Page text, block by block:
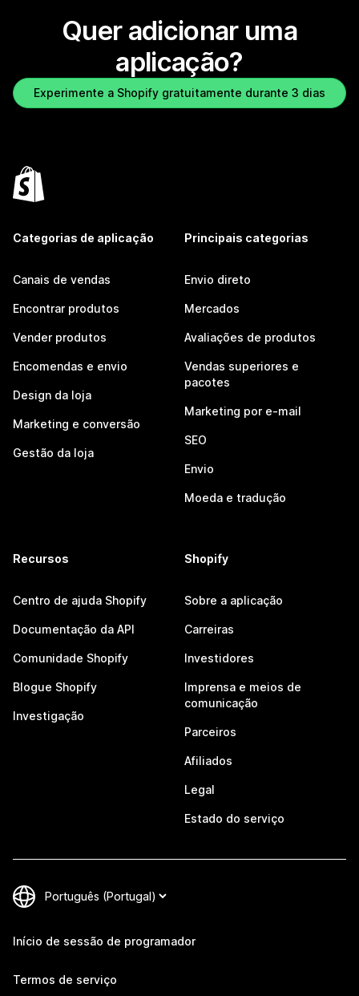
Quer adicionar uma
aplicação?
Experimente a Shopify gratuitamente durante 3 dias
Categorias de aplicação
Canais de vendas
Encontrar produtos
Vender produtos
Encomendas e envio
Design da loja
Marketing e conversão
Gestão da loja
Principais categorias
Envio direto
Mercados
Avaliações de produtos
Vendas superiores e
pacotes
Marketing por e-mail
SEO
Envio
Moeda e tradução
Recursos
Centro de ajuda Shopify
Documentação da API
Comunidade Shopify
Blogue Shopify
Investigação
Shopify
Sobre a aplicação
Carreiras
Investidores
Imprensa e meios de
comunicação
Parceiros
Afiliados
Legal
Estado do serviço
Início de sessão de programador
Termos de serviço